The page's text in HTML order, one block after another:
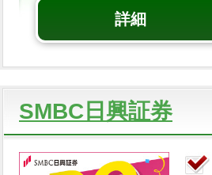
詳細
SMBC日興証券